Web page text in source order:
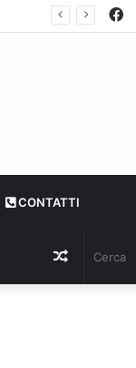
CONTATTI
Articolo